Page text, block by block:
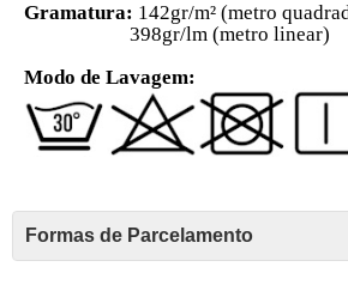
Gramatura: 142gr/m² (metro
398gr/lm (metro linear)
Modo de Lavagem:
Formas de Parcelamento